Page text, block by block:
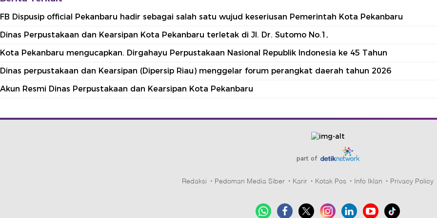
FB Dispusip official Pekanbaru hadir sebagai salah satu wujud keseriusan Pemerintah Kota Pekanbaru
Dinas Perpustakaan dan Kearsipan Kota Pekanbaru terletak di Jl. Dr. Sutomo No.1,
Kota Pekanbaru mengucapkan. Dirgahayu Perpustakaan Nasional Republik Indonesia ke 45 Tahun
Dinas perpustakaan dan Kearsipan (Dipersip Riau) menggelar forum perangkat daerah tahun 2026
Akun Resmi Dinas Perpustakaan dan Kearsipan Kota Pekanbaru
part of
Redaksi Pedoman Media Siber Karir Kotak Pos Info Iklan Privacy Policy